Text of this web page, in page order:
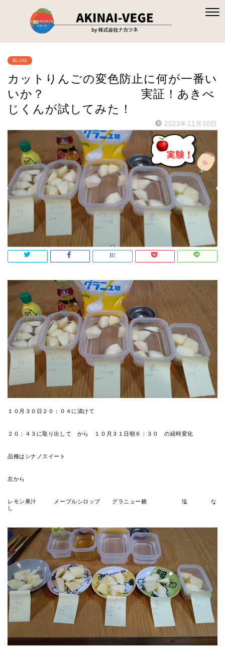
BLOG
カットりんごの変色防止に何が一番い
いか？ 実証！あきべ
じくんが試してみた！
2023年11月10日
１０月３０日２０：０４に漬けて
２０：４３に取り出して から １０月３１日朝６：３０ の経時変化
品種はシナノスイート
左から
レモン果汁 メープルシロップ グラニュー糖 塩 な
し